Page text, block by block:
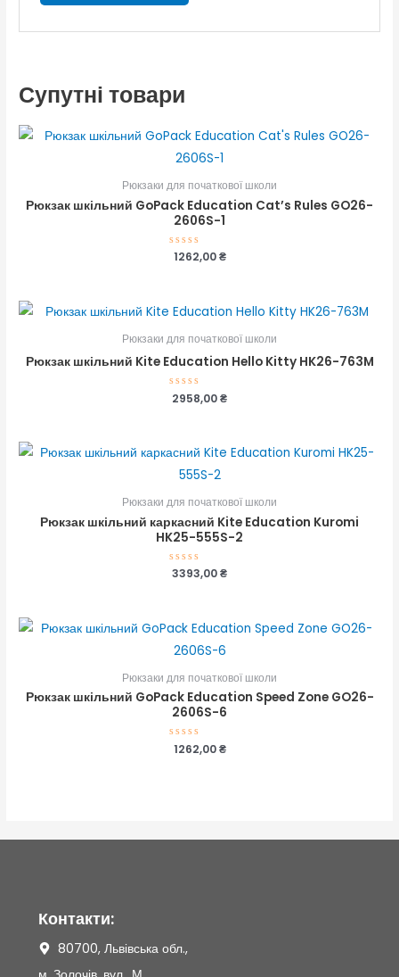
Супутні товари
Рюкзаки для початкової школи
Рюкзак шкільний GoPack Education Cat’s Rules GO26-
2606S-1
Оцінено
1262,00₴
Рюкзаки для початкової школи
Рюкзак шкільний Kite Education Hello Kitty HK26-763M
Оцінено
в
2958,00₴
Рюкзаки для початкової школи
Рюкзак шкільний каркасний Kite Education Kuromi
HK25-555S-2
Оцінено
3393,00₴
Рюкзаки для початкової школи
Рюкзак шкільний GoPack Education Speed Zone GO26-
2606S-6
Оцінено
в
1262,00₴
Контакти:
80700, Львівська обл.,